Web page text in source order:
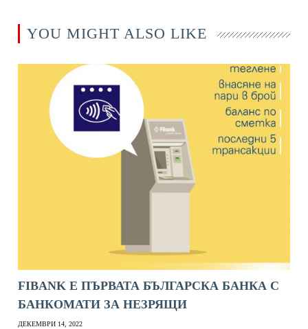
YOU MIGHT ALSO LIKE
FIBANK Е ПЪРВАТА БЪЛГАРСКА БАНКА С
БАНКОМАТИ ЗА НЕЗРЯЩИ
ДЕКЕМВРИ 14, 2022